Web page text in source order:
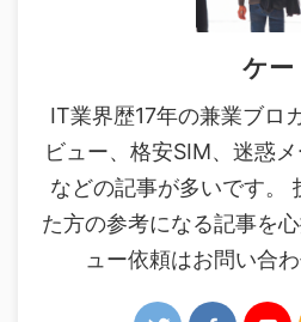
ケー
IT業界歴17年の兼業ブロ
ビュー、格安SIM、迷惑
などの記事が多いです。
た方の参考になる記事を
ュー依頼はお問い合